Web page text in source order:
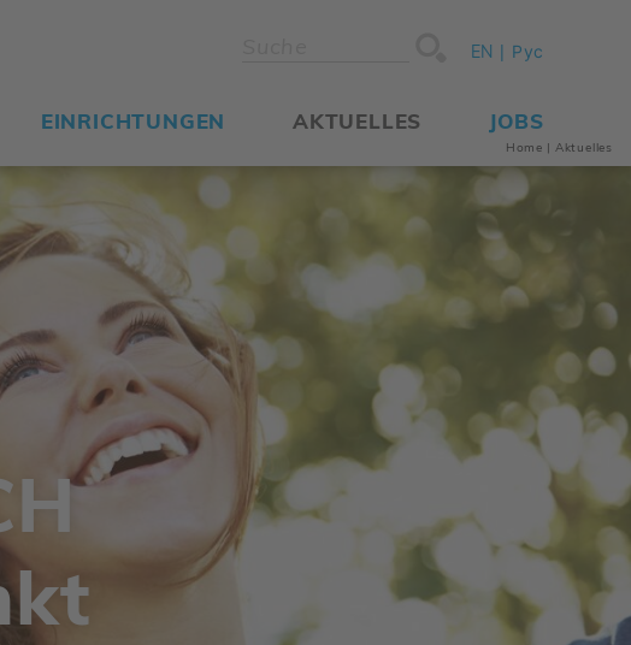
EN Рус
EINRICH­TUNGEN AKTU­ELLES JOBS
Home | Aktu­elles